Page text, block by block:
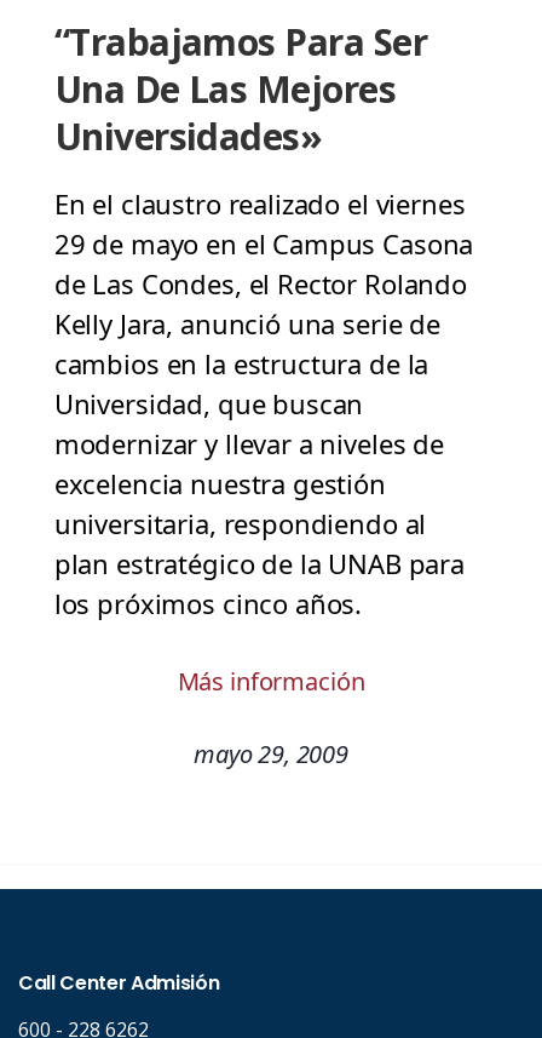
“Trabajamos Para Ser
Una De Las Mejores
Universidades»
En el claustro realizado el viernes
29 de mayo en el Campus Casona
de Las Condes, el Rector Rolando
Kelly Jara, anunció una serie de
cambios en la estructura de la
Universidad, que buscan
modernizar y llevar a niveles de
excelencia nuestra gestión
universitaria, respondiendo al
plan estratégico de la UNAB para
los próximos cinco años.
Más información
mayo 29, 2009